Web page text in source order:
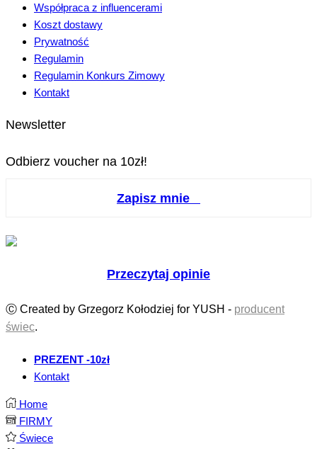
Współpraca z influencerami
Koszt dostawy
Prywatność
Regulamin
Regulamin Konkurs Zimowy
Kontakt
Newsletter
Odbierz voucher na 10zł!
Zapisz mnie
Przeczytaj opinie
Ⓒ Created by Grzegorz Kołodziej for YUSH - producent
świec.
PREZENT -10zł
Kontakt
Home
FIRMY
Świece